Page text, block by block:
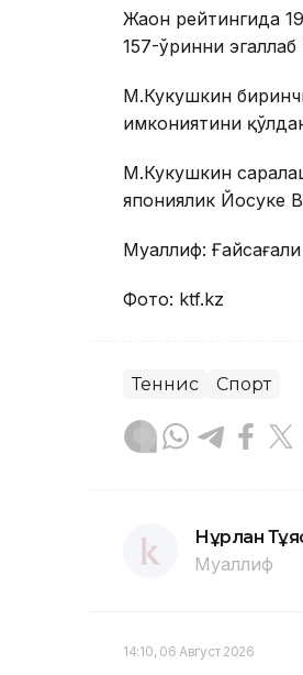
Жаҳон рейтингида
157-ўринни
М.Кукушкин
имкониятини
М.Кукушкин
япониялик Йосуке
Муаллиф:
Фото: ktf.kz
Теннис Спорт
Нұрлан
Муаллиф
14:10, 06 Август 2026